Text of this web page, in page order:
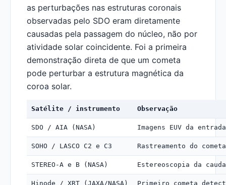
as perturbações nas estruturas coronais
observadas pelo SDO eram diretamente
causadas pela passagem do núcleo, não por
atividade solar coincidente. Foi a primeira
demonstração direta de que um cometa
pode perturbar a estrutura magnética da
coroa solar.
Satélite / instrumento Observação
SDO / AIA (NASA) Imagens EUV da
SOHO / LASCO C2 e C3 Rastreamento do
STEREO-A e B (NASA) Estereoscopia da
Hinode / XRT (JAXA/NASA) Primeiro cometa